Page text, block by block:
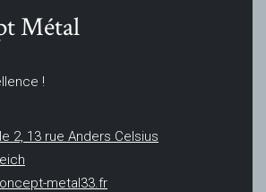
Métal
!
2, 13 rue Anders Celsius
metal33.fr